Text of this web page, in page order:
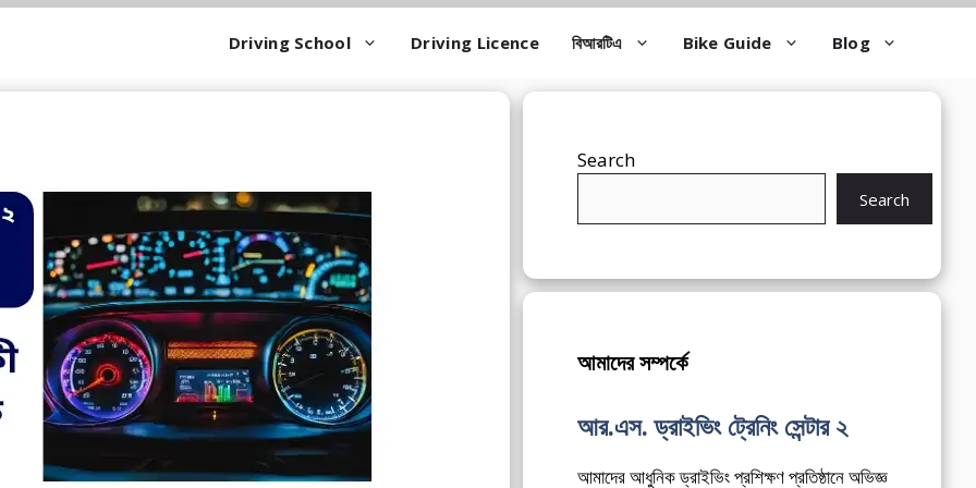
Driving School Driving Licence বিআরটিএ Bike Guide Blog
Search
Search
আমাদের সম্পর্কে
আর.এস. ড্রাইভিং ট্রেনিং সেন্টার ২
আমাদের আধুনিক ড্রাইভিং প্রশিক্ষণ প্রতিষ্ঠানে অভিজ্ঞ